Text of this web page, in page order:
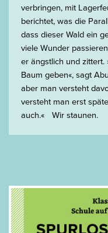
verbringen, mit
berichtet, was die
dass dieser Wald ein
viele Wunder
er ängstlich und zittert.
Baum geben«, sagt
aber man versteht
versteht man erst
auch.« Wir staunen.